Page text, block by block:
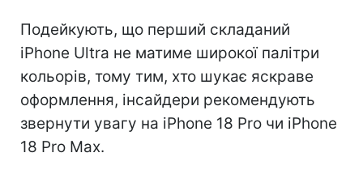
Подейкують, що перший складаний
iPhone Ultra не матиме широкої палітри
кольорів, тому тим, хто шукає яскраве
оформлення, інсайдери рекомендують
звернути увагу на iPhone 18 Pro чи iPhone
18 Pro Max.